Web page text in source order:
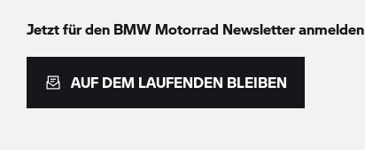
Jetzt für den BMW Motorrad Newsletter anmelden
AUF DEM LAUFENDEN BLEIBEN